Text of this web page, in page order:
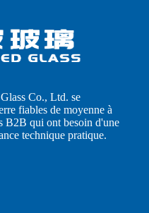
Co., Ltd. se
fiables de moyenne à
B2B qui ont besoin d'une
technique pratique.